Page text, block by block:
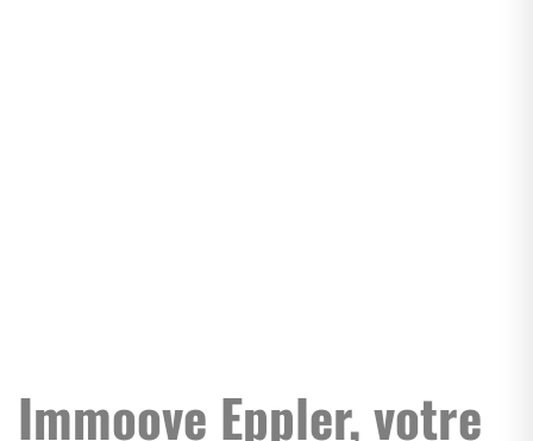
Immoove Eppler, votre